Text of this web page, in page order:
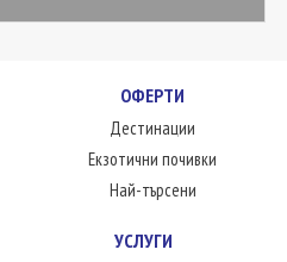
ОФЕРТИ
Дестинации
Екзотични почивки
Най-търсени
УСЛУГИ